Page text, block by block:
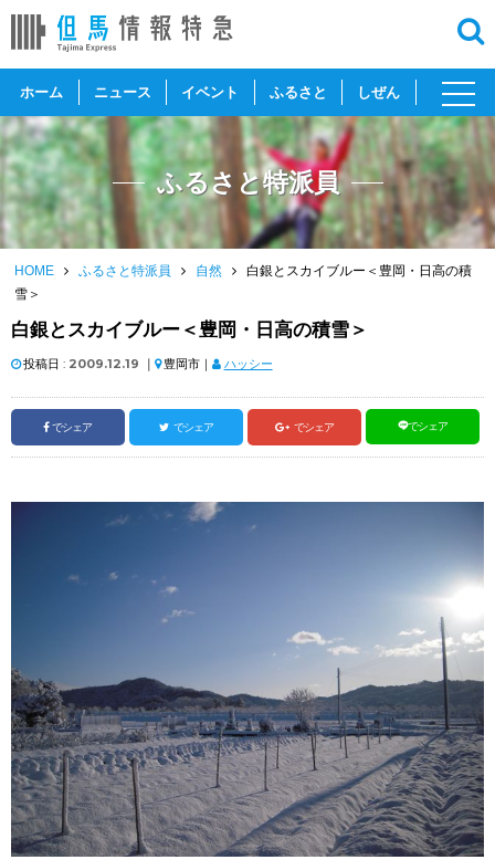
ホーム ニュース イベント ふるさと しぜん
toggle
ふるさと特派員
HOME ふるさと特派員 自然
白銀とスカイブルー＜豊岡・日高の積
雪＞
白銀とスカイブルー＜豊岡・日高の積雪＞
投稿日 : 2009.12.19 ｜ 豊岡市｜ ハッシー
でシェア でシェア でシェア でシェア